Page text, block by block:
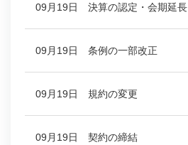
09月19日 決算の認定・会期延長
09月19日 条例の一部改正
09月19日 規約の変更
09月19日 契約の締結